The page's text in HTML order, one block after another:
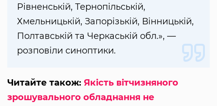
Рівненській, Тернопільській,
Хмельницькій, Запорізькій, Вінницькій,
Полтавській та Черкаській обл.», —
розповіли синоптики.
Читайте також: Якість вітчизняного
зрошувального обладнання не